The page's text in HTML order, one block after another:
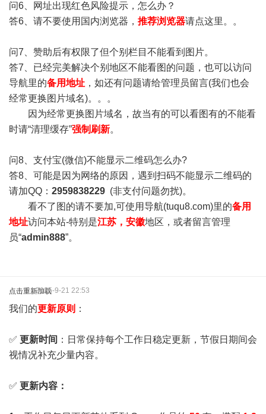
问6、网址出现红色风险提示，怎么办？
答6、请不要使用国内浏览器， 推荐浏览器请点这里。。
问7、赞助后有权限了但个别栏目不能看到图片。
答7、已经完美解决个别地区不能看图的问题，也可以访问
导航里的备用地址 ，如还有问题请给管理员留言(我们也会
经常更换图片域名)。。。
因为经常更换图片域名，故当有的可以看图有的不能看
时请“清理缓存”强制刷新。
问8、支付宝(微信)不能显示二维码怎么办?
答8、可能是因为网络的原因，遇到扫码不能显示二维码的
请加QQ： 2959838229 (非支付问题勿扰)。
看不了图的请不要加,可使用导航(tuqu8.com)里的备用
地址访问本站-特别是江苏，安徽地区，或者留言管理
员“admin888”。
点击重新加载2025-9-21 22:53
我们的更新原则 ：
✅ 更新时间 ：日常保持每个工作日稳定更新，节假日期间会
视情况补充少量内容。
✅ 更新内容：